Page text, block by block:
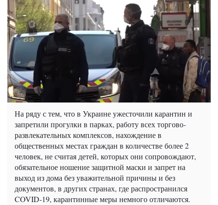
На ряду с тем, что в Украине ужесточили карантин и
запретили прогулки в парках, работу всех торгово-
развлекательных комплексов, нахождение в
общественных местах граждан в количестве более 2
человек, не считая детей, которых они сопровождают,
обязательное ношение защитной маски и запрет на
выход из дома без уважительной причины и без
документов, в других странах, где распространился
COVID-19, карантинные меры немного отличаются.